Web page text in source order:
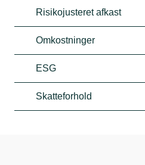
Risikojusteret afkast
Omkostninger
ESG
Skatteforhold